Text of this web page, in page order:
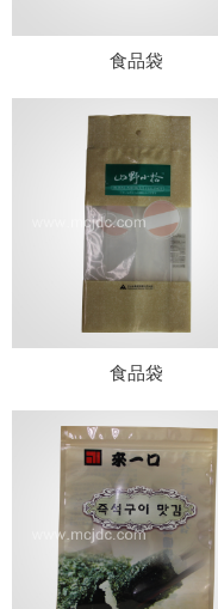
食品袋
食品袋